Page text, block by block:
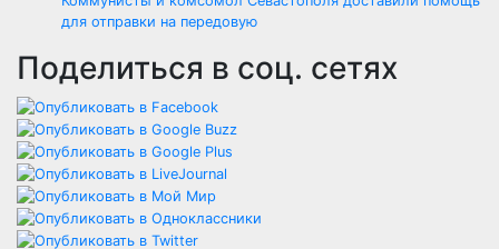
для отправки на передовую
Поделиться в соц. сетях